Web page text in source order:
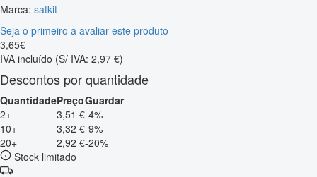
Marca: satkit
Seja o primeiro a avaliar este produto
3,65€
IVA incluído (S/ IVA: 2,97 €)
Descontos por quantidade
QuantidadePreçoGuardar
2+
3,51 €-4%
10+
3,32 €-9%
20+
2,92 €-20%
Stock limitado